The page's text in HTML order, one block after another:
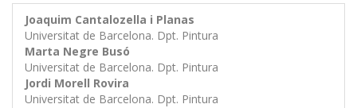
Joaquim Cantalozella i Planas
Universitat de Barcelona. Dpt. Pintura
Marta Negre Busó
Universitat de Barcelona. Dpt. Pintura
Jordi Morell Rovira
Universitat de Barcelona. Dpt. Pintura